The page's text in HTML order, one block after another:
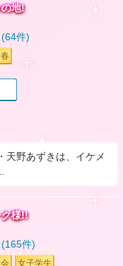
の地!
(64件)
天野あずきは、イケメ
ク様!!
(165件)
女子学生